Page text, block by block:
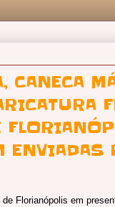
CANECA
ENVIADAS
Florianópolis em